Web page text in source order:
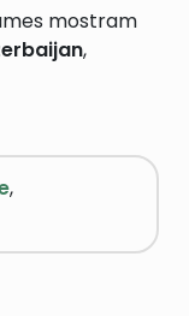
mostram
,
,